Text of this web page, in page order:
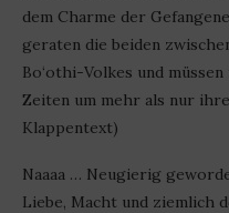
dem Charme der
geraten die beiden
Bo‘othi-Volkes und
Zeiten um mehr als nur
Klappentext)
Naaaa … Neugierig
Liebe, Macht und ziemlich